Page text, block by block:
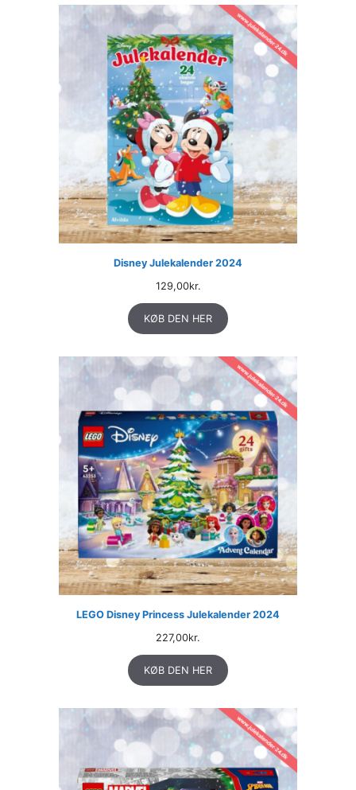
Disney Julekalender 2024
129,00kr.
KØB DEN HER
LEGO Disney Princess Julekalender 2024
227,00kr.
KØB DEN HER